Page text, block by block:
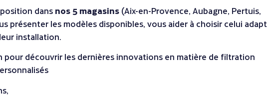
dans nos 5 magasins (Aix-en-Provence, Aubagne, Pertuis,
présenter les modèles disponibles, vous aider à choisir celui
installation.
pour découvrir les dernières innovations en matière de filtration